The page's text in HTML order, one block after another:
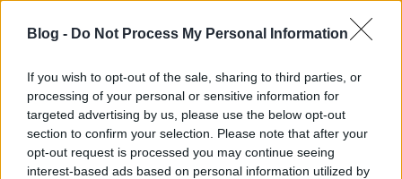
Blog - Do Not Process My Personal Information
If you wish to opt-out of the sale, sharing to third parties, or
processing of your personal or sensitive information for
targeted advertising by us, please use the below opt-out
section to confirm your selection. Please note that after your
opt-out request is processed you may continue seeing
interest-based ads based on personal information utilized by
kémkedésért kiszabott 4 éves börtönbüntetése az
USA-ban.
Az FBI a projekt keretében nem csak ezt a filmet
készítette el, indítottak egy oldalt is, ahol
megismerkedhetünk az igazi Glennel, valamint
pontokba szedve leírják aTanulságot Amire Sosem
Gondoltál Volna: